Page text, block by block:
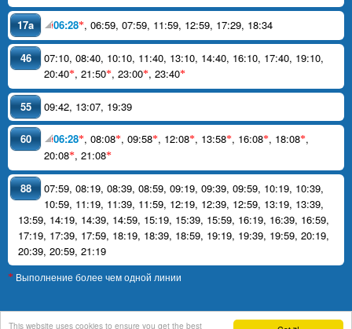
This website uses cookies to ensure you get the best
17a 06:28*, 06:59, 07:59, 11:59, 12:59, 17:29, 18:34
46 07:10, 08:40, 10:10, 11:40, 13:10, 14:40, 16:10, 17:40, 19:10,
20:40*, 21:50*, 23:00*, 23:40*
55 09:42, 13:07, 19:39
60 06:28*, 08:08*, 09:58*, 12:08*, 13:58*, 16:08*, 18:08*,
20:08*, 21:08*
88 07:59, 08:19, 08:39, 08:59, 09:19, 09:39, 09:59, 10:19, 10:39,
10:59, 11:19, 11:39, 11:59, 12:19, 12:39, 12:59, 13:19, 13:39,
13:59, 14:19, 14:39, 14:59, 15:19, 15:39, 15:59, 16:19, 16:39, 16:59,
17:19, 17:39, 17:59, 18:19, 18:39, 18:59, 19:19, 19:39, 19:59, 20:19,
20:39, 20:59, 21:19
* Выполнение более чем одной линии